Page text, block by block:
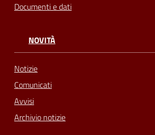
Documenti e dati
NOVITÀ
Notizie
Comunicati
Avvisi
Archivio notizie